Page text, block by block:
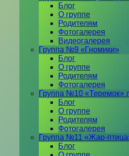
Блог
О группе
Родителям
Фотогалерея
Видеогалерея
Группа №9 «Гномики»
Блог
О группе
Родителям
Фотогалерея
Группа №10 «Теремок»
Блог
О группе
Родителям
Фотогалерея
Группа №11 «Жар-
Блог